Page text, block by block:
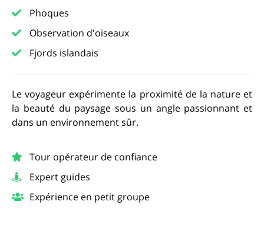
Phoques
Observation d'oiseaux
Fjords islandais
Le voyageur expérimente la proximité de la nature et
la beauté du paysage sous un angle passionnant et
dans un environnement sûr.
Tour opérateur de confiance
Expert guides
Expérience en petit groupe